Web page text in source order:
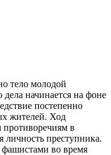
тело молодой
начинается на фоне
постепенно
жителей. Ход
противоречиям в
личность преступника.
фашистами во время